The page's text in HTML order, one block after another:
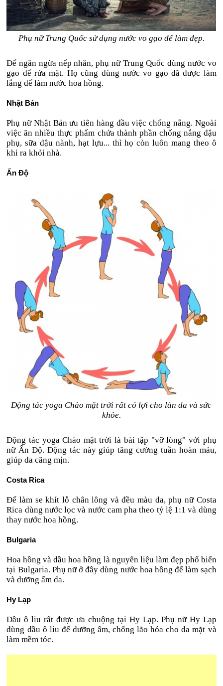
Phụ nữ Trung Quốc sử dụng nước vo gạo để làm đẹp.
Để ngăn ngừa nếp nhăn, phụ nữ Trung Quốc dùng nước vo
gạo để rửa mặt. Họ cũng dùng nước vo gạo đã được làm
lắng để làm nước hoa hồng.
Nhật Bản
Phụ nữ Nhật Bản ưu tiên hàng đầu việc chống nắng. Ngoài
việc ăn nhiều thực phẩm chứa thành phần chống nắng đậu
phụ, sữa đậu nành, hạt lựu... thì họ còn luôn mang theo ô
khi ra khỏi nhà.
Ấn Độ
Động tác yoga Chào mặt trời rất có lợi cho làn da và sức
khỏe.
Động tác yoga Chào mặt trời là bài tập "vỡ lòng" với phụ
nữ Ấn Độ. Động tác này giúp tăng cường tuần hoàn máu,
giúp da căng mịn.
Costa Rica
Để làm se khít lỗ chân lông và đều màu da, phụ nữ Costa
Rica dùng nước lọc và nước cam pha theo tỷ lệ 1:1 và dùng
thay nước hoa hồng.
Bulgaria
Hoa hồng và dầu hoa hồng là nguyên liệu làm đẹp phổ biến
tại Bulgaria. Phụ nữ ở đây dùng nước hoa hồng để làm sạch
và dưỡng ẩm da.
Hy Lạp
Dầu ô liu rất được ưa chuộng tại Hy Lạp. Phụ nữ Hy Lạp
dùng dầu ô liu để dưỡng ẩm, chống lão hóa cho da mặt và
làm mềm tóc.